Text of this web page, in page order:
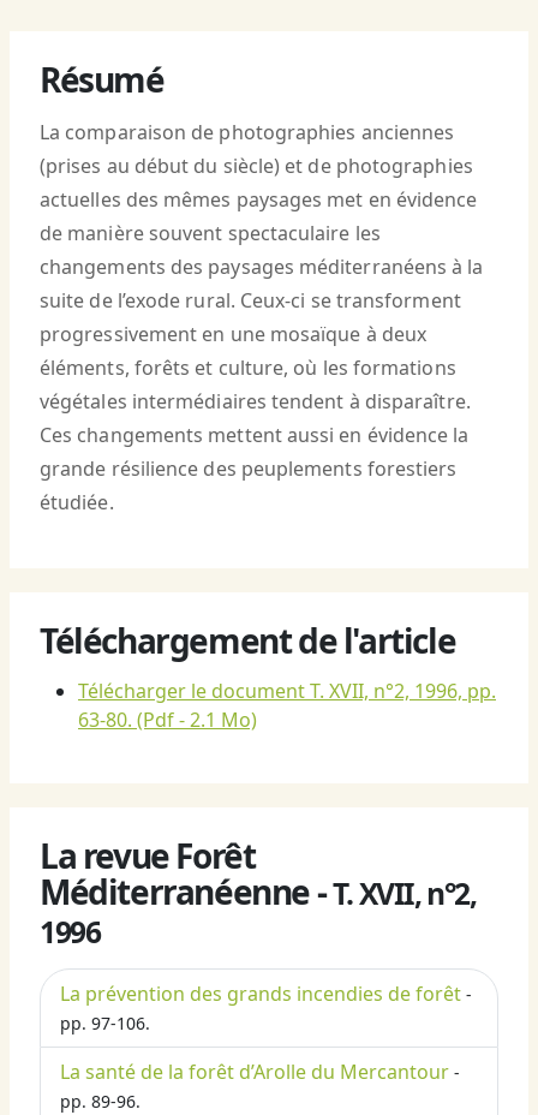
Résumé
La comparaison de photographies anciennes
(prises au début du siècle) et de photographies
actuelles des mêmes paysages met en évidence
de manière souvent spectaculaire les
changements des paysages méditerranéens à la
suite de l’exode rural. Ceux-ci se transforment
progressivement en une mosaïque à deux
éléments, forêts et culture, où les formations
végétales intermédiaires tendent à disparaître.
Ces changements mettent aussi en évidence la
grande résilience des peuplements forestiers
étudiée.
Téléchargement de l'article
Télécharger le document T. XVII, n°2, 1996, pp.
63-80. (Pdf - 2.1 Mo)
La revue Forêt
Méditerranéenne -T. XVII, n°2,
1996
La prévention des grands incendies de forêt -
pp. 97-106.
La santé de la forêt d’Arolle du Mercantour -
pp. 89-96.